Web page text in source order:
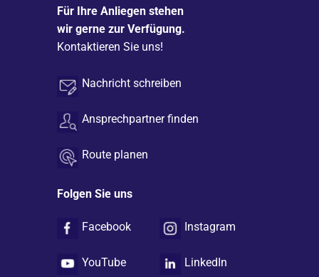
Für Ihre Anliegen stehen
wir gerne zur Verfügung.
Kontaktieren Sie uns!
Nachricht schreiben
Ansprechpartner finden
Route planen
Folgen Sie uns
Facebook Instagram
YouTube LinkedIn